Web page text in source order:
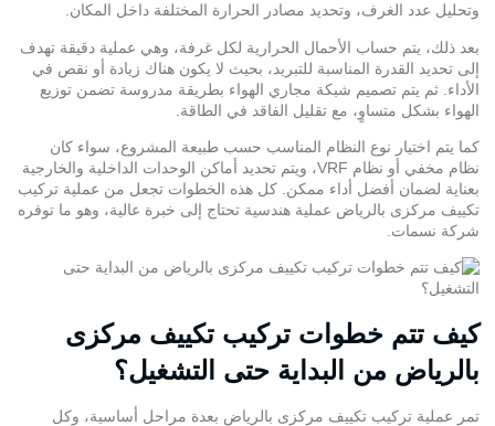
وتحليل عدد الغرف، وتحديد مصادر الحرارة المختلفة داخل المكان.
بعد ذلك، يتم حساب الأحمال الحرارية لكل غرفة، وهي عملية دقيقة تهدف
إلى تحديد القدرة المناسبة للتبريد، بحيث لا يكون هناك زيادة أو نقص في
الأداء. ثم يتم تصميم شبكة مجاري الهواء بطريقة مدروسة تضمن توزيع
الهواء بشكل متساوٍ، مع تقليل الفاقد في الطاقة.
كما يتم اختيار نوع النظام المناسب حسب طبيعة المشروع، سواء كان
نظام مخفي أو نظام VRF، ويتم تحديد أماكن
الوحدات الداخلية والخارجية
بعناية لضمان أفضل أداء ممكن. كل هذه الخطوات تجعل من عملية تركيب
تكييف مركزى بالرياض عملية هندسية تحتاج إلى خبرة عالية، وهو ما توفره
شركة نسمات.
كيف تتم خطوات تركيب تكييف مركزى
بالرياض من البداية حتى التشغيل؟
تمر عملية تركيب تكييف مركزى بالرياض بعدة مراحل أساسية، وكل